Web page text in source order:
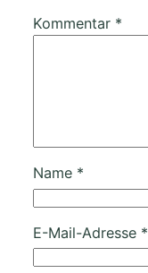
Kommentar *
Name *
E-Mail-Adresse *